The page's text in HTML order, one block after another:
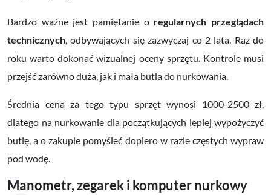
Bardzo ważne jest pamiętanie o regularnych przeglądach
technicznych , odbywających się zazwyczaj co 2 lata. Raz do
roku warto dokonać wizualnej oceny sprzętu. Kontrole musi
przejść zarówno duża, jak i mała butla do nurkowania.
Średnia cena za tego typu sprzęt wynosi 1000-2500 zł,
dlatego na nurkowanie dla początkujących lepiej wypożyczyć
butlę, a o zakupie pomyśleć dopiero w razie częstych wypraw
pod wodę.
Manometr, zegarek i komputer nurkowy